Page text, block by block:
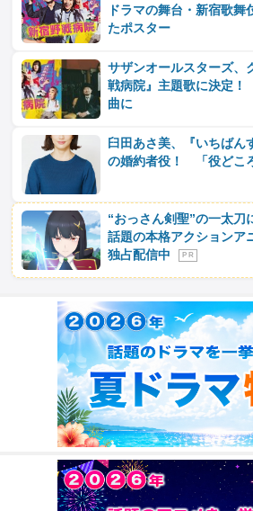
ドラマの舞台・新宿歌舞
たポスター
サザンオールスターズ、
戦病院』主題歌に決定
曲に
臼田あさ美、『いちばん
の婚約者役！ 「役どこ
“おっさん剣聖”の一太
話題の本格アクション
独占配信中
P R